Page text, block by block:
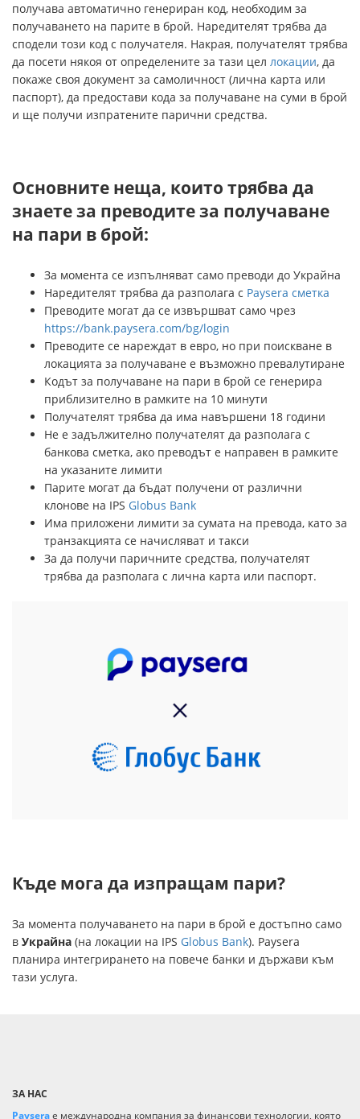
получава автоматично генериран код, необходим за
получаването на парите в брой. Наредителят трябва да
сподели този код с получателя. Накрая, получателят трябва
да посети някоя от определените за тази цел локации, да
покаже своя документ за самоличност (лична карта или
паспорт), да предостави кода за получаване на суми в брой
и ще получи изпратените парични средства.
Основните неща, които трябва да
знаете за преводите за получаване
на пари в брой:
За момента се изпълняват само преводи до Украйна
Наредителят трябва да разполага с Paysera сметка
Преводите могат да се извършват само чрез
https://bank.paysera.com/bg/login
Преводите се нареждат в евро, но при поискване в
локацията за получаване е възможно превалутиране
Кодът за получаване на пари в брой се генерира
приблизително в рамките на 10 минути
Получателят трябва да има навършени 18 години
Не е задължително получателят да разполага с
банкова сметка, ако преводът е направен в рамките
на указаните лимити
Парите могат да бъдат получени от различни
клонове на IPS Globus Bank
Има приложени лимити за сумата на превода, като за
транзакцията се начисляват и такси
За да получи паричните средства, получателят
трябва да разполага с лична карта или паспорт.
Къде мога да изпращам пари?
За момента получаването на пари в брой е достъпно само
в Украйна (на локации на IPS Globus Bank). Paysera
планира интегрирането на повече банки и държави към
тази услуга.
ЗА НАС
Payseraе международна компания за финансови технологии, която